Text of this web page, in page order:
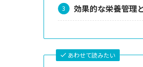
効果的な栄養管理
あわせて読みたい